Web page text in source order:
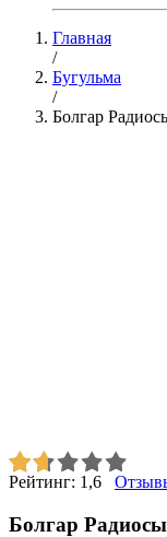
Главная
/
Бугульма
/
Болгар
Рейтинг: 1,6
Болгар